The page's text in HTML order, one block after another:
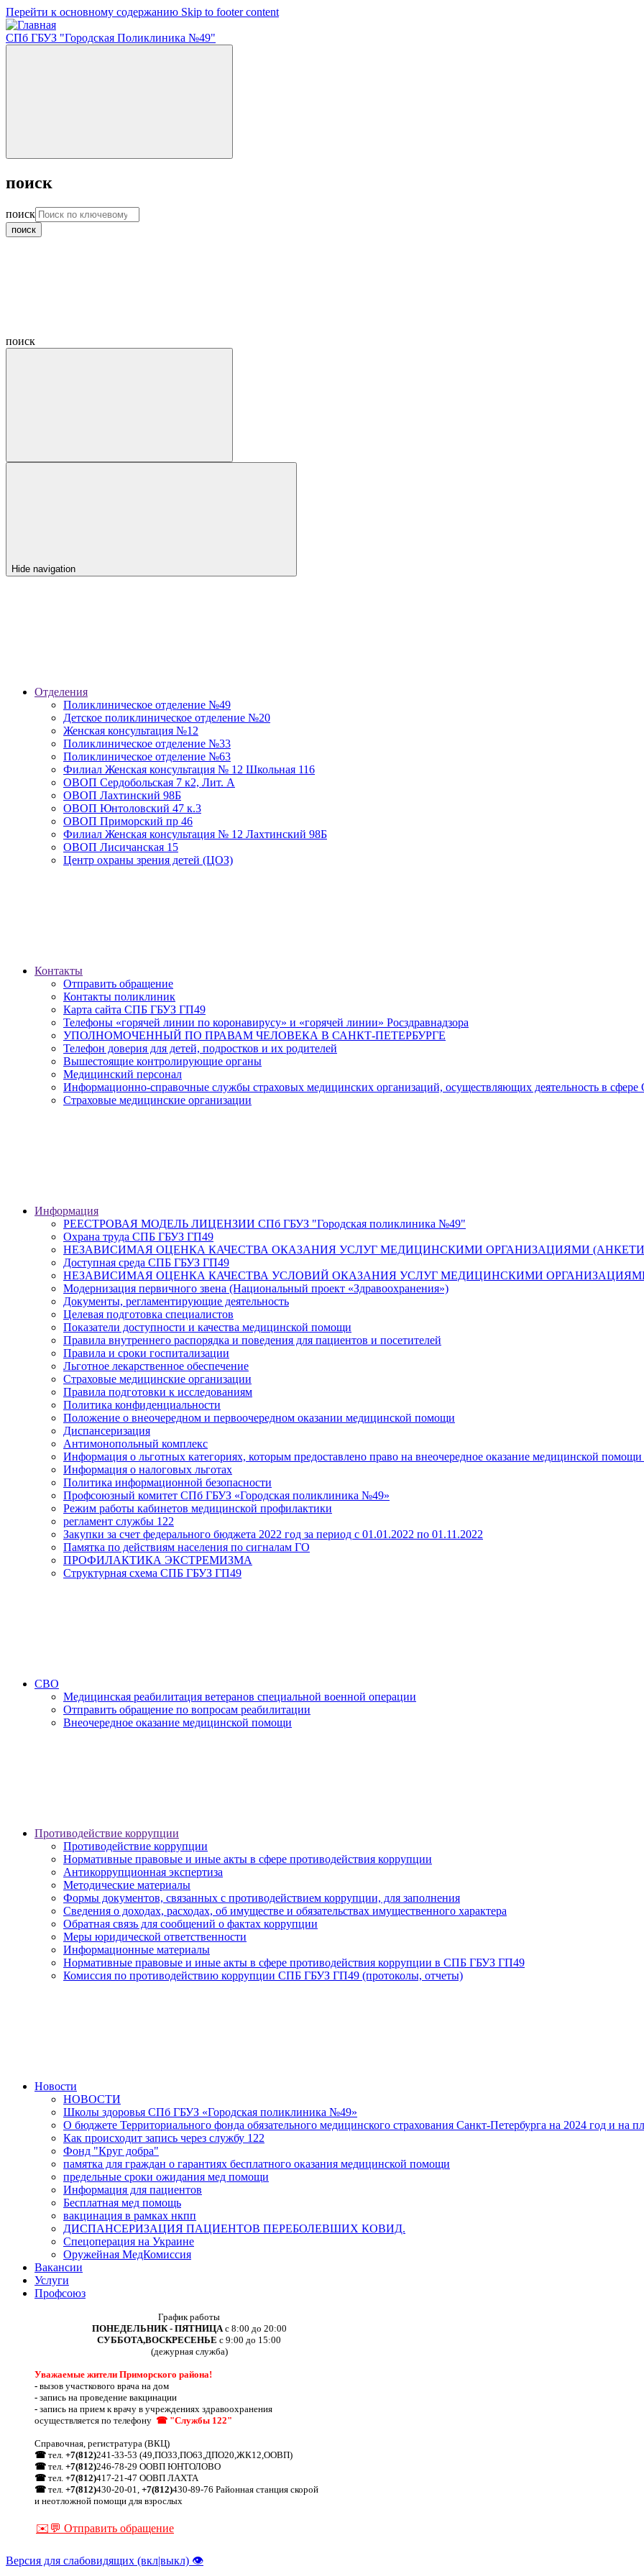
Перейти к основному содержанию Skip to footer content
СПб ГБУЗ "Городская Поликлиника №49"
поиск
поиск
поиск
Hide navigation
Отделения
Поликлиническое отделение №49
Детское поликлиническое отделение №20
Женская консультация №12
Поликлиническое отделение №33
Поликлиническое отделение №63
Филиал Женская консультация № 12 Школьная 116
ОВОП Сердобольская 7 к2, Лит. А
ОВОП Лахтинский 98Б
ОВОП Юнтоловский 47 к.3
ОВОП Приморский пр 46
Филиал Женская консультация № 12 Лахтинский 98Б
ОВОП Лисичанская 15
Центр охраны зрения детей (ЦОЗ)
Контакты
Отправить обращение
Контакты поликлиник
Карта сайта СПБ ГБУЗ ГП49
Телефоны «горячей линии по коронавирусу» и «горячей линии» Росздравнадзора
УПОЛНОМОЧЕННЫЙ ПО ПРАВАМ ЧЕЛОВЕКА В САНКТ-ПЕТЕРБУРГЕ
Телефон доверия для детей, подростков и их родителей
Вышестоящие контролирующие органы
Медицинский персонал
Информационно-справочные службы страховых медицинских организаций, осуществляющих деятельность в
Страховые медицинские организации
Информация
РЕЕСТРОВАЯ МОДЕЛЬ ЛИЦЕНЗИИ СПб ГБУЗ "Городская поликлиника №49"
Охрана труда СПБ ГБУЗ ГП49
НЕЗАВИСИМАЯ ОЦЕНКА КАЧЕСТВА ОКАЗАНИЯ УСЛУГ МЕДИЦИНСКИМИ ОРГАНИЗАЦИЯМИ
Доступная среда СПБ ГБУЗ ГП49
НЕЗАВИСИМАЯ ОЦЕНКА КАЧЕСТВА УСЛОВИЙ ОКАЗАНИЯ УСЛУГ МЕДИЦИНСКИМИ
Модернизация первичного звена (Национальный проект «Здравоохранения»)
Документы, регламентирующие деятельность
Целевая подготовка специалистов
Показатели доступности и качества медицинской помощи
Правила внутреннего распорядка и поведения для пациентов и посетителей
Правила и сроки госпитализации
Льготное лекарственное обеспечение
Страховые медицинские организации
Правила подготовки к исследованиям
Политика конфиденциальности
Положение о внеочередном и первоочередном оказании медицинской помощи
Диспансеризация
Антимонопольный комплекс
Информация о льготных категориях, которым предоставлено право на внеочередное оказание медицинской
Информация о налоговых льготах
Политика информационной безопасности
Профсоюзный комитет СПб ГБУЗ «Городская поликлиника №49»
Режим работы кабинетов медицинской профилактики
регламент службы 122
Закупки за счет федерального бюджета 2022 год за период с 01.01.2022 по 01.11.2022
Памятка по действиям населения по сигналам ГО
ПРОФИЛАКТИКА ЭКСТРЕМИЗМА
Структурная схема СПБ ГБУЗ ГП49
СВО
Медицинская реабилитация ветеранов специальной военной операции
Отправить обращение по вопросам реабилитации
Внеочередное оказание медицинской помощи
Противодействие коррупции
Противодействие коррупции
Нормативные правовые и иные акты в сфере противодействия коррупции
Антикоррупционная экспертиза
Методические материалы
Формы документов, связанных с противодействием коррупции, для заполнения
Сведения о доходах, расходах, об имуществе и обязательствах имущественного характера
Обратная связь для сообщений о фактах коррупции
Меры юридической ответственности
Информационные материалы
Нормативные правовые и иные акты в сфере противодействия коррупции в СПБ ГБУЗ ГП49
Комиссия по противодействию коррупции СПБ ГБУЗ ГП49 (протоколы, отчеты)
Новости
НОВОСТИ
Школы здоровья СПб ГБУЗ «Городская поликлиника №49»
О бюджете Территориального фонда обязательного медицинского страхования Санкт-Петербурга на 2024 год и на
Как происходит запись через службу 122
Фонд "Круг добра"
памятка для граждан о гарантиях бесплатного оказания медицинской помощи
предельные сроки ожидания мед помощи
Информация для пациентов
Бесплатная мед помощь
вакцинация в рамках нкпп
ДИСПАНСЕРИЗАЦИЯ ПАЦИЕНТОВ ПЕРЕБОЛЕВШИХ КОВИД.
Спецоперация на Украине
Оружейная МедКомиссия
Вакансии
Услуги
Профсоюз
График работы
ПОНЕДЕЛЬНИК - ПЯТНИЦА с 8:00 до 20:00
СУББОТА,ВОСКРЕСЕНЬЕ с 9:00 до 15:00
(дежурная служба)
Уважаемые жители Приморского района!
- вызов участкового врача на дом
- запись на проведение вакцинации
- запись на прием к врачу в учреждениях здравоохранения
осуществляется по телефону ☎ "Службы 122"
Справочная, регистратура (ВКЦ)
☎ тел. +7(812)241-33-53 (49,ПО33,ПО63,ДПО20,ЖК12,ООВП)
☎ тел. +7(812)246-78-29 ООВП ЮНТОЛОВО
☎ тел. +7(812)417-21-47 ООВП ЛАХТА
☎ тел. +7(812)430-20-01, +7(812)430-89-76 Районная станция скорой
и неотложной помощи для взрослых
✉️💬 Отправить обращение
Версия для слабовидящих (вкл|выкл) 👁